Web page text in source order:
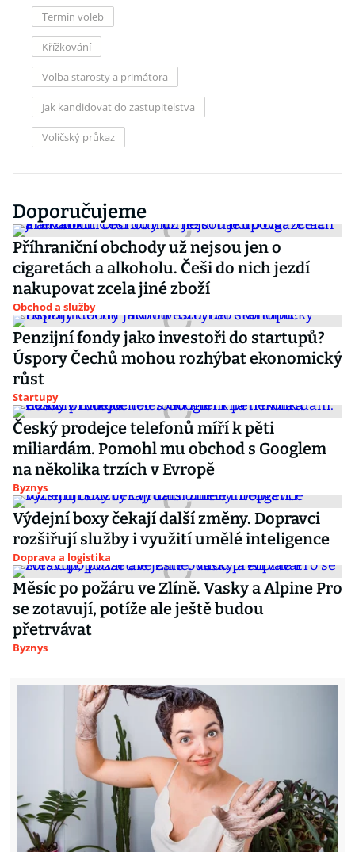
Termín voleb
Křížkování
Volba starosty a primátora
Jak kandidovat do zastupitelstva
Voličský průkaz
Doporučujeme
Příhraniční obchody už nejsou jen o
cigaretách a alkoholu. Češi do nich jezdí
nakupovat zcela jiné zboží
Obchod a služby
Penzijní fondy jako investoři do startupů?
Úspory Čechů mohou rozhýbat ekonomický
růst
Startupy
Český prodejce telefonů míří k pěti
miliardám. Pomohl mu obchod s Googlem
na několika trzích v Evropě
Byznys
Výdejní boxy čekají další změny. Dopravci
rozšiřují služby i využití umělé inteligence
Doprava a logistika
Měsíc po požáru ve Zlíně. Vasky a Alpine Pro
se zotavují, potíže ale ještě budou
přetrvávat
Byznys